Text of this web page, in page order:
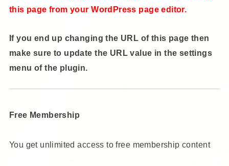
this page from your WordPress page editor.
If you end up changing the URL of this page then
make sure to update the URL value in the settings
menu of the plugin.
Free Membership
You get unlimited access to free membership content